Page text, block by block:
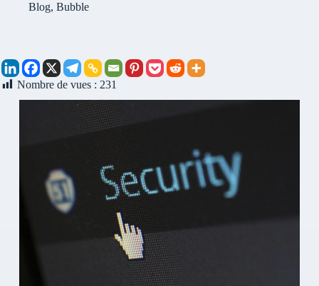
Blog, Bubble
Nombre de vues : 231